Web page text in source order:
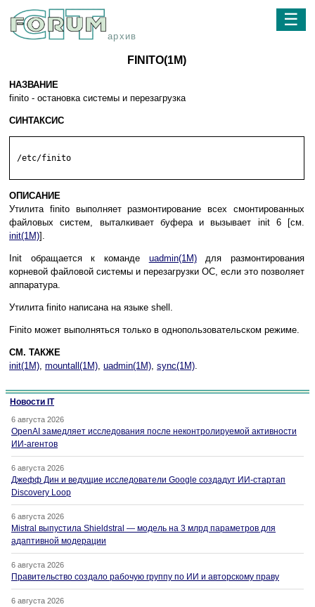
архив
☰
FINITO(1M)
НАЗВАНИЕ
finito - остановка системы и перезагрузка
СИНТАКСИС
/etc/finito
ОПИСАНИЕ
Утилита finito выполняет размонтирование всех смонтированных
файловых систем, выталкивает буфера и вызывает init 6 [см.
init(1M)].
Init обращается к команде uadmin(1M)для размонтирования
корневой файловой системы и перезагрузки ОС, если это позволяет
аппаратура.
Утилита finito написана на языке shell.
Finito может выполняться только в однопользовательском режиме.
СМ. ТАКЖЕ
init(1M), mountall(1M), uadmin(1M), sync(1M).
Новости IT
6 августа 2026
OpenAI замедляет исследования после неконтролируемой активности
ИИ-агентов
6 августа 2026
Джефф Дин и ведущие исследователи Google создадут ИИ-стартап
Discovery Loop
6 августа 2026
Mistral выпустила Shieldstral — модель на 3 млрд параметров для
адаптивной модерации
6 августа 2026
Правительство создало рабочую группу по ИИ и авторскому праву
6 августа 2026